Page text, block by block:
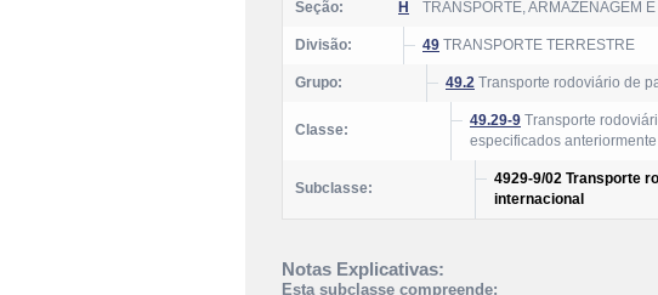
Seção: H TRANSPORTE, ARMAZENAGEM
Divisão: 49 TRANSPORTE TERRESTRE
Grupo: 49.2 Transporte rodoviário de
Classe:
49.29-9 Transporte
especificados anteriormente
Subclasse:
4929-9/02 Transporte
internacional
Notas Explicativas:
Esta subclasse compreende: